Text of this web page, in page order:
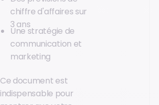
chiffre d'affaires sur
3 ans
Une stratégie de
communication et
marketing
Ce document est
indispensable pour